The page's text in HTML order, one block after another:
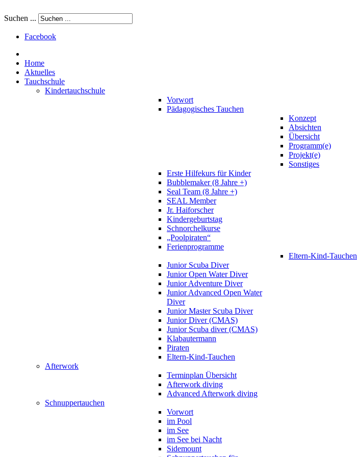
Suchen ...
Facebook
Home
Aktuelles
Tauchschule
Kindertauchschule
Vorwort
Pädagogisches Tauchen
Konzept
Absichten
Übersicht
Programm(e)
Projekt(e)
Sonstiges
Erste Hilfekurs für Kinder
Bubblemaker (8 Jahre +)
Seal Team (8 Jahre +)
SEAL Member
Jr. Haiforscher
Kindergeburtstag
Schnorchelkurse
„Poolpiraten“
Ferienprogramme
Eltern-Kind-Tauchen
Junior Scuba Diver
Junior Open Water Diver
Junior Adventure Diver
Junior Advanced Open Water
Diver
Junior Master Scuba Diver
Junior Diver (CMAS)
Junior Scuba diver (CMAS)
Klabautermann
Piraten
Eltern-Kind-Tauchen
Afterwork
Terminplan Übersicht
Afterwork diving
Advanced Afterwork diving
Schnuppertauchen
Vorwort
im Pool
im See
im See bei Nacht
Sidemount